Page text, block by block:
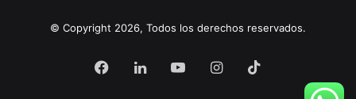
© Copyright 2026, Todos los derechos reservados.
Facebook
LinkedInYouTubeInstagram